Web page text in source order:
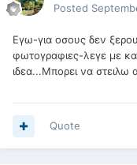
Posted
Εγω-για οσους δεν
φωτογραφιες-λεγε με
ιδεα...Μπορει να στειλω
Quote